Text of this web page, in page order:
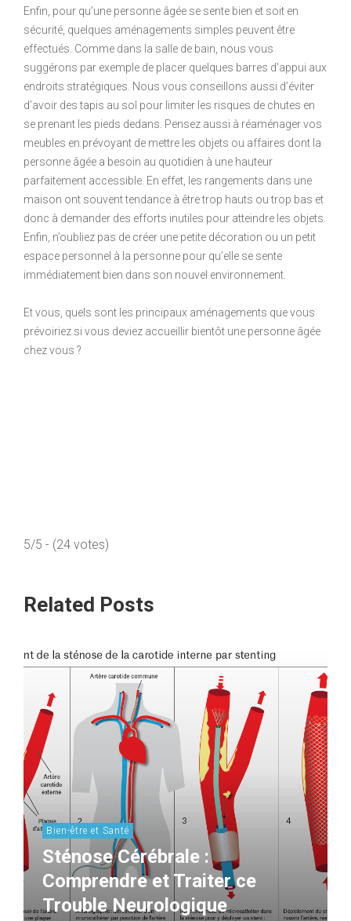
Enfin, pour qu’une personne âgée se sente bien et soit en
sécurité, quelques aménagements simples peuvent être
effectués. Comme dans la salle de bain, nous vous
suggérons par exemple de placer quelques barres d’appui aux
endroits stratégiques. Nous vous conseillons aussi d’éviter
d’avoir des tapis au sol pour limiter les risques de chutes en
se prenant les pieds dedans. Pensez aussi à réaménager vos
meubles en prévoyant de mettre les objets ou affaires dont la
personne âgée a besoin au quotidien à une hauteur
parfaitement accessible. En effet, les rangements dans une
maison ont souvent tendance à être trop hauts ou trop bas et
donc à demander des efforts inutiles pour atteindre les objets.
Enfin, n’oubliez pas de créer une petite décoration ou un petit
espace personnel à la personne pour qu’elle se sente
immédiatement bien dans son nouvel environnement.
Et vous, quels sont les principaux aménagements que vous
prévoiriez si vous deviez accueillir bientôt une personne âgée
chez vous ?
5/5 - (24 votes)
Related Posts
Bien-être et Santé
Sténose Cérébrale :
Comprendre et Traiter ce
Trouble Neurologique